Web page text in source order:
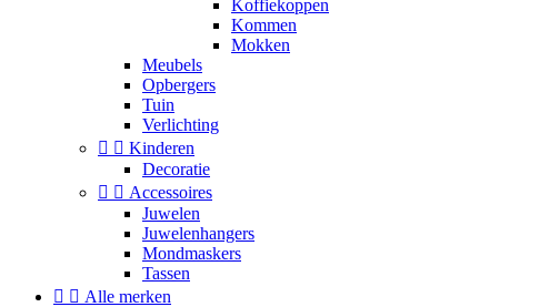
Koffiekoppen
Kommen
Mokken
Meubels
Opbergers
Tuin
Verlichting
  Kinderen
Decoratie
  Accessoires
Juwelen
Juwelenhangers
Mondmaskers
Tassen
  Alle merken